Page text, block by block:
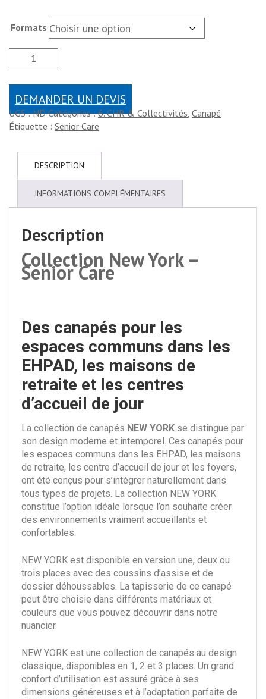
Formats
DEMANDER UN DEVIS
UGS :ND Catégories :6. CHR & Collectivités, Canapé
Étiquette : Senior Care
DESCRIPTION
INFORMATIONS COMPLÉMENTAIRES
Description
Collection New York –
Senior Care
Des canapés pour les
espaces communs dans les
EHPAD, les maisons de
retraite et les centres
d’accueil de jour
La collection de canapés NEW YORK se distingue par
son design moderne et intemporel. Ces canapés pour
les espaces communs dans les EHPAD, les maisons
de retraite, les centre d’accueil de jour et les foyers,
ont été conçus pour s’intégrer naturellement dans
tous types de projets. La collection NEW YORK
constitue l’option idéale lorsque l’on souhaite créer
des environnements vraiment accueillants et
confortables.
NEW YORK est disponible en version une, deux ou
trois places avec des coussins d’assise et de
dossier déhoussables. La tapisserie de ce canapé
peut être choisie dans différents matériaux et
couleurs que vous pouvez découvrir dans notre
nuancier.
NEW YORK est une collection de canapés au design
classique, disponibles en 1, 2 et 3 places. Un grand
confort d’utilisation est assuré grâce à ses
dimensions généreuses et à l’adaptation parfaite de